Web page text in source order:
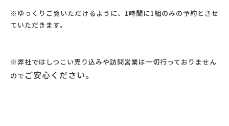
※ゆっくりご覧いただけるように、1時間に1組のみの予約とさせ
ていただきます。
※弊社ではしつこい売り込みや訪問営業は一切行っておりません
ので ご安心ください。